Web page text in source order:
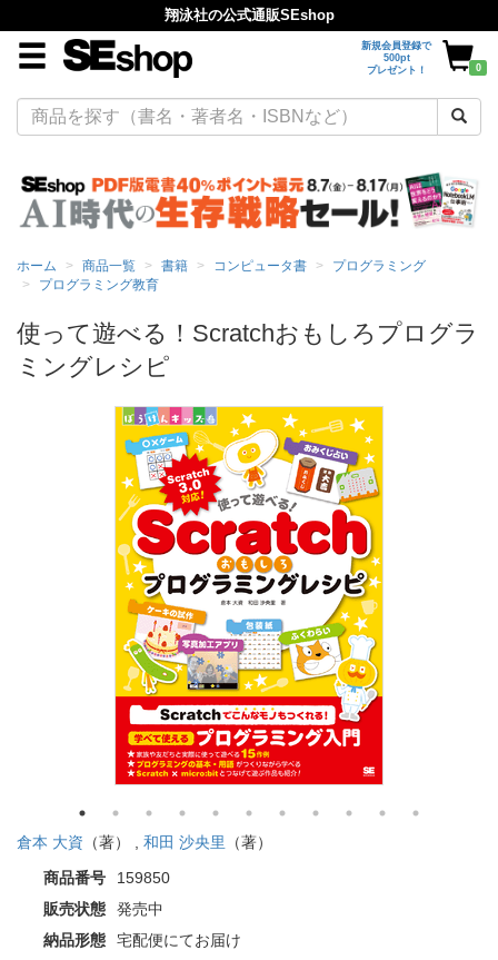
翔泳社の公式通販SEshop
新規会員登録で
500pt
プレゼント！
0
ホーム 商品一覧 書籍 コンピュータ書
プログラミング
プログラミング教育
使って遊べる！Scratchおもしろプログラ
ミングレシピ
倉本 大資 （著） , 和田 沙央里
（著）
商品番号
159850
販売状態
発売中
納品形態
宅配便にてお届け